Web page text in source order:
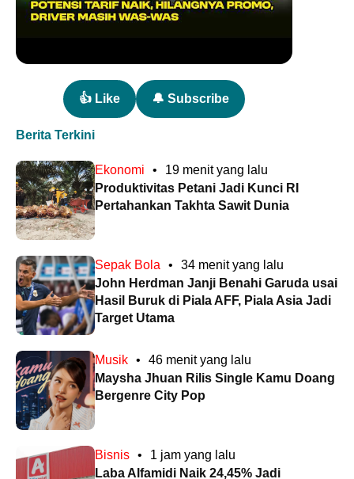
👍 Like 🔔 Subscribe
Berita Terkini
Ekonomi •
19 menit yang lalu
Produktivitas Petani Jadi Kunci RI
Pertahankan Takhta Sawit Dunia
Sepak Bola •
34 menit yang lalu
John Herdman Janji Benahi Garuda usai
Hasil Buruk di Piala AFF, Piala Asia Jadi
Target Utama
Musik •
46 menit yang lalu
Maysha Jhuan Rilis Single Kamu Doang
Bergenre City Pop
Bisnis •
1 jam yang lalu
Laba Alfamidi Naik 24,45% Jadi